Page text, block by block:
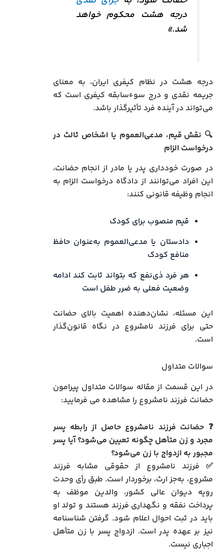
درجه هشت محکوم خواهد
شد.»
درجه هشت در نظام کیفری ایران، به معنای
جریمه نقدی و درج سوءسابقه کیفری است که
می‌تواند در آینده فرد تأثیرگذار باشد.
🔍 نقش قیم، مدعی‌العموم یا اشخاص ثالث در
درخواست الزام
در صورت خودداری پدر یا مادر از انجام حضانت،
این افراد می‌توانند از دادگاه درخواست الزام به
انجام وظیفه قانونی کنند:
قیم منصوب برای کودک
دادستان یا مدعی‌العموم به‌عنوان حافظ
منافع کودک
هر فرد ذی‌نفع که بتواند ثابت کند ادامه
وضعیت فعلی به ضرر طفل است
این مسئله، نشان‌دهنده اهمیت بالای حضانت
حتی برای فرزند نامشروع در نگاه قانون‌گذار
است.
سوالات متداول
در این قسمت از مقاله سوالات متداول پیرامون
حضانت فرزند نامشروع را مشاهده می فرمایید:
❓ حضانت فرزند نامشروع حاصل از رابطه پسر
مجرد و زن متأهل چگونه تعیین می‌شود؟ آیا پسر
مجبور به ازدواج با زن می‌شود؟
✅ فرزند نامشروع از حقوقی مشابه فرزند
مشروع، به‌جز ارث، برخوردار است. طبق رأی وحدت
رویه دیوان عالی کشور، والدین موظف به
پرداخت نفقه و نگهداری فرزند هستند و تولد او
باید در ثبت احوال اعلام شود. گرفتن شناسنامه
نیز بر عهده پدر است. ازدواج پسر با زن متأهل
اجباری نیست.